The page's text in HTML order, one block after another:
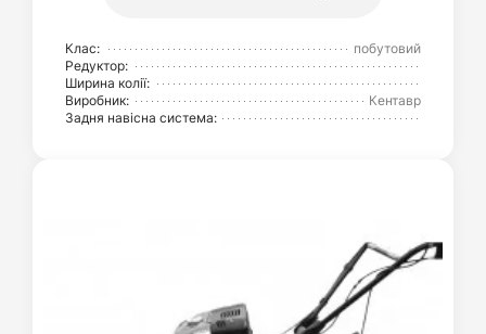
Клас:
побутовий
Редуктор:
Ширина колії:
Виробник:
Кентавр
Задня навісна система: